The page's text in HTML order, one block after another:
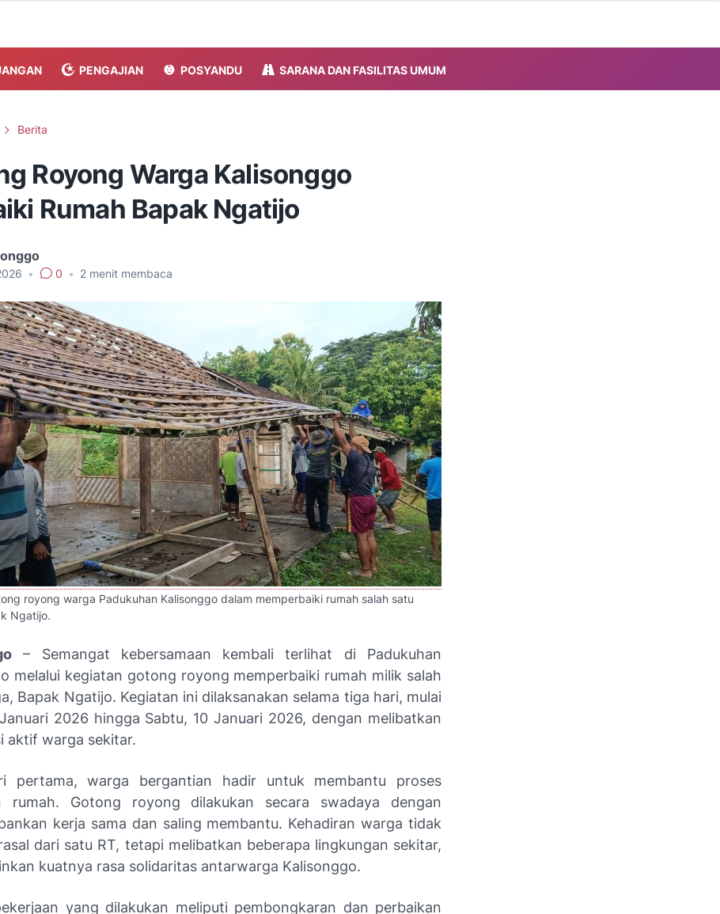
PENGAJIAN POSYANDU SARANA DAN FASILITAS UMUM
Berita
Royong Warga Kalisonggo
Rumah Bapak Ngatijo
• 0 • 2 menit membaca
royong warga Padukuhan Kalisonggo dalam memperbaiki rumah salah satu
Ngatijo.
– Semangat kebersamaan kembali terlihat di Padukuhan
melalui kegiatan gotong royong memperbaiki rumah milik salah
Bapak Ngatijo. Kegiatan ini dilaksanakan selama tiga hari, mulai
2026 hingga Sabtu, 10 Januari 2026, dengan melibatkan
aktif warga sekitar.
pertama, warga bergantian hadir untuk membantu proses
rumah. Gotong royong dilakukan secara swadaya dengan
kerja sama dan saling membantu. Kehadiran warga tidak
dari satu RT, tetapi melibatkan beberapa lingkungan sekitar,
kuatnya rasa solidaritas antarwarga Kalisonggo.
yang dilakukan meliputi pembongkaran dan perbaikan